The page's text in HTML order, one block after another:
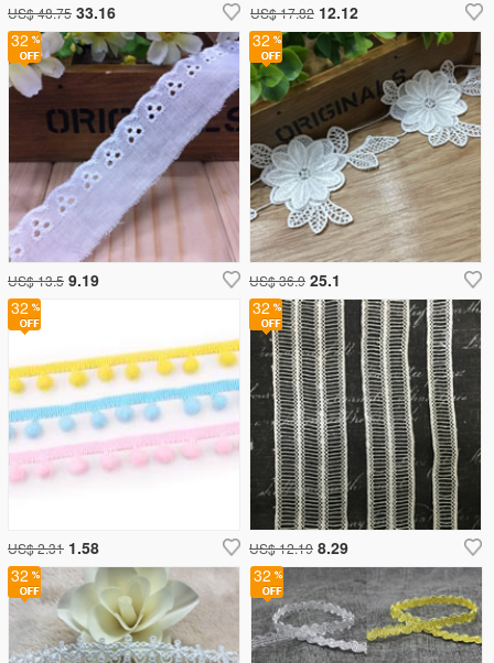
32
US$ 2.31 1.58
32
32
US$ 13.5 9.19
US$ 48.75 33.16 US$ 17.82 12.12
32
32
US$ 12.19 8.29
32
US$ 36.9 25.1